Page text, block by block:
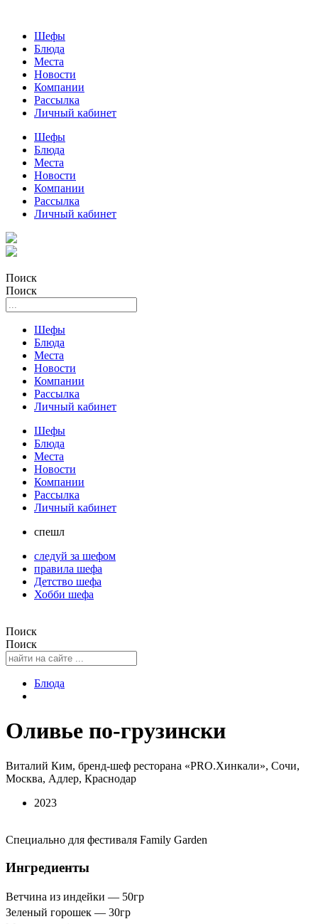
Шефы
Блюда
Места
Новости
Компании
Рассылка
Личный кабинет
Шефы
Блюда
Места
Новости
Компании
Рассылка
Личный кабинет
Поиск
Поиск
Шефы
Блюда
Места
Новости
Компании
Рассылка
Личный кабинет
Шефы
Блюда
Места
Новости
Компании
Рассылка
Личный кабинет
спешл
следуй за шефом
правила шефа
Детство шефа
Хобби шефа
Поиск
Поиск
Блюда
Оливье по-грузински
Виталий Ким, бренд-шеф ресторана «PRO.Хинкали», Сочи,
Москва, Адлер, Краснодар
2023
Специально для фестиваля Family Garden
Ингредиенты
Ветчина из индейки — 50гр
Зеленый горошек — 30гр